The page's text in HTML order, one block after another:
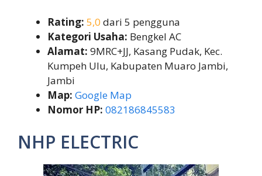
Rating: 5,0 dari 5 pengguna
Kategori Usaha: Bengkel AC
Alamat: 9MRC+JJ, Kasang Pudak, Kec.
Kumpeh Ulu, Kabupaten Muaro Jambi,
Jambi
Map: Google Map
Nomor HP: 082186845583
NHP ELECTRIC